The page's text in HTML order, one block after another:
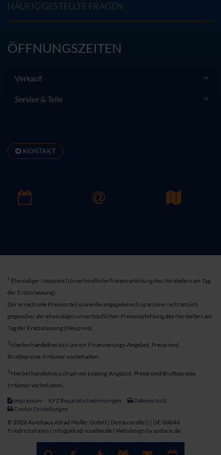
HÄUFIG GESTELLTE FRAGEN
ÖFFNUNGSZEITEN
Verkauf
Service & Teile
KONTAKT
1 Ehemaliger Neupreis (Unverbindliche Preisempfehlung des Herstellers am Tag
der Erstzulassung).
Der errechnete Preisvorteil sowie die angegebene Ersparnis errechnet sich
gegenüber der ehemaligen unverbindlichen Preisempfehlung des Herstellers am
Tag der Erstzulassung (Neupreis).
2 Hierbei handelt es sich um ein Finanzierungs-Angebot. Preise sind
Bruttopreise. Irrtümer vorbehalten.
3 Hierbei handelt es sich um ein Leasing-Angebot. Preise sind Bruttopreise.
Irrtümer vorbehalten.
Impressum KFZ Reparaturbedinnungen
Datenschutz
Cookie Einstellungen
© 2026 Autohaus Allrad Müller GmbH | Donaustraße 5 | DE-88046
Friedrichshafen | info@allrad-mueller.de | Webdesign by audaris.de